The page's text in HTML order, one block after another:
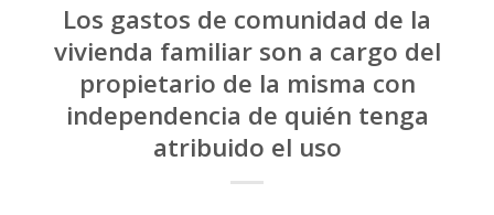
Los gastos de comunidad de la
vivienda familiar son a cargo del
propietario de la misma con
independencia de quién tenga
atribuido el uso